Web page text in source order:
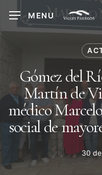
MENU
Gómez del
Martín de
médico
social de
30